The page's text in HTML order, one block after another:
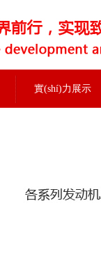
實(shí)力展示